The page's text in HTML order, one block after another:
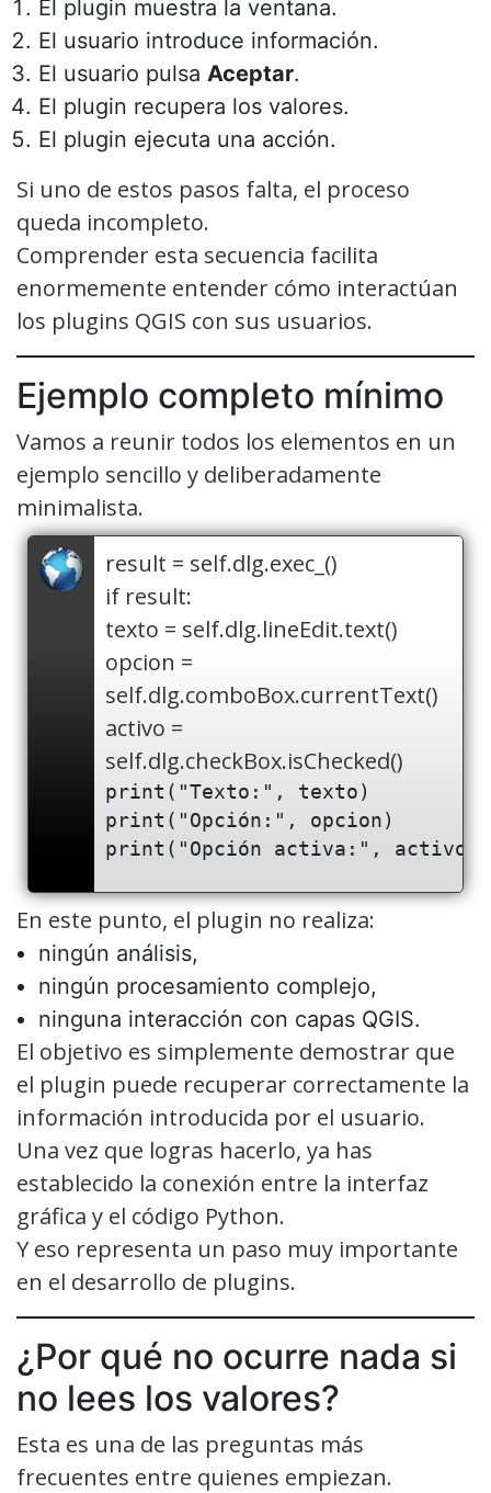
El plugin muestra la ventana.
El usuario introduce información.
El usuario pulsa Aceptar.
El plugin recupera los valores.
El plugin ejecuta una acción.
Si uno de estos pasos falta, el proceso
queda incompleto.
Comprender esta secuencia facilita
enormemente entender cómo interactúan
los plugins QGIS con sus usuarios.
Ejemplo completo mínimo
Vamos a reunir todos los elementos en un
ejemplo sencillo y deliberadamente
minimalista.
result = self.dlg.exec_()
if result:
texto = self.dlg.lineEdit.text()
opcion =
self.dlg.comboBox.currentText()
activo =
self.dlg.checkBox.isChecked()
print("Texto:", texto)
print("Opción:", opcion)
En este punto, el plugin no realiza:
ningún análisis,
ningún procesamiento complejo,
ninguna interacción con capas QGIS.
El objetivo es simplemente demostrar que
el plugin puede recuperar correctamente la
información introducida por el usuario.
Una vez que logras hacerlo, ya has
establecido la conexión entre la interfaz
gráfica y el código Python.
Y eso representa un paso muy importante
en el desarrollo de plugins.
¿Por qué no ocurre nada si
no lees los valores?
Esta es una de las preguntas más
frecuentes entre quienes empiezan.